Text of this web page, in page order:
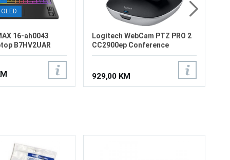
16-ah0043
B7HV2UAR
Logitech WebCam PTZ PRO 2
CC2900ep Conference
929,00 KM